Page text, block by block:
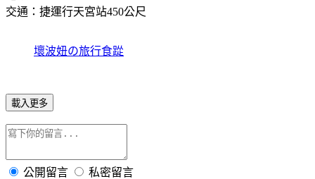
交通：捷運行天宮站450公尺
壞波妞の旅行食踨
載入更多
公開留言 私密留言